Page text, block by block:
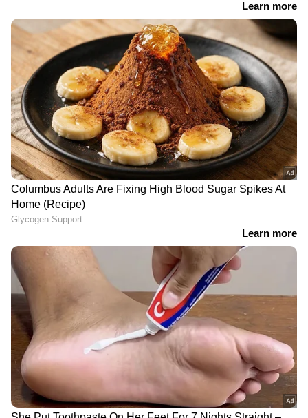
എന്ന് ആശംസിക്കുന്നു, എല്ലാ പുകഴും ഒരുവൻ
ഒരുവനുക്കേ!!!...നീ നദി പോലെ
ഓടിക്കൊണ്ടിയിരു, ജോസഫ് വിജയ് ആകിയ
നാൻ എന്ന് പറയുന്നത് കേൾക്കാൻ
കാത്തിരിക്കുന്നു, തമിഴ്നാട് മക്കളും അണ്ണന്റെ
ഫാൻസും കട്ടക്ക് കൂടെ ഉള്ളപ്പോൾ എന്താ
കഴിയാത്തത്, കനൽ ഒരു തരി മതി',
എന്നിങ്ങനെ പോകുന്നു മറ്റ് കമന്റുകൾ.